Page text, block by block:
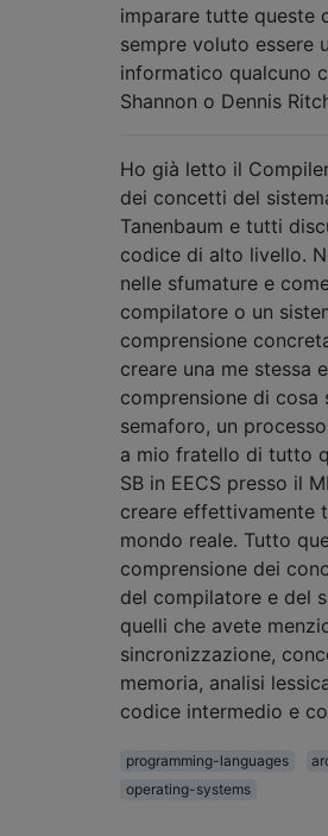
imparare tutte queste
sempre voluto essere
informatico qualcuno
Shannon o Dennis
Ho già letto il
dei concetti del
Tanenbaum e tutti
codice di alto livello.
nelle sfumature e
compilatore o un
comprensione
creare una me stessa
comprensione di cosa
semaforo, un
a mio fratello di tutto
SB in EECS presso il
creare effettivamente
mondo reale. Tutto
comprensione dei
del compilatore e del
quelli che avete
sincronizzazione,
memoria, analisi
codice intermedio e
programming-languages
operating-systems